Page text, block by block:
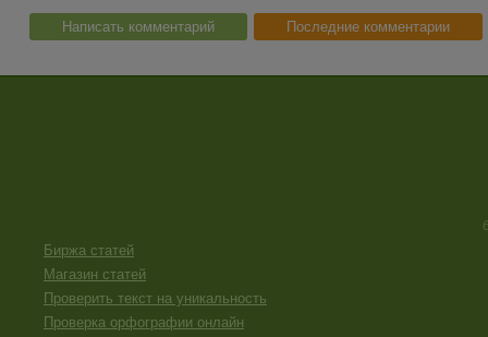
Написать комментарий Последние комментарии
Биржа статей
Магазин статей
Проверить текст на уникальность
Проверка орфографии онлайн